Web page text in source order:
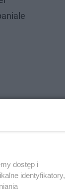
dostęp i
identyfikatory,